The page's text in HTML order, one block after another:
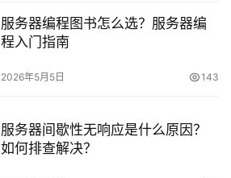
服务器编程图书怎么选？服务器编
程入门指南
2026年5月5日 143
服务器间歇性无响应是什么原因？
如何排查解决？